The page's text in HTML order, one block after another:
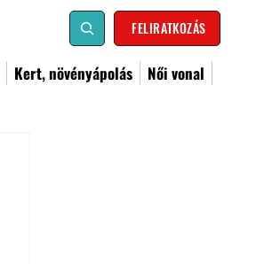
FELIRATKOZÁS
Kert, növényápolás
Női vonal